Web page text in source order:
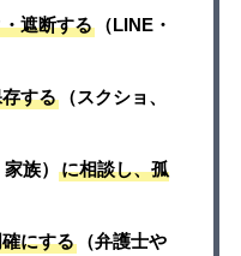
遮断する
（LINE・
する
（スクショ、
家族）に相談し、孤
にする
（弁護士や